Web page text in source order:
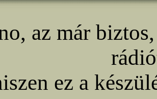
az már
ez a